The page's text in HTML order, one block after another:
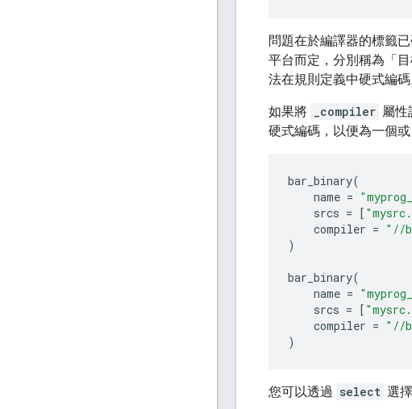
問題在於編譯器的標籤
平台而定，分別稱為「目
法在規則定義中硬式編碼
如果將 _compiler 屬性
硬式編碼，以便為一個或
bar_binary(
name =
srcs = [
compiler = "//
)
bar_binary(
name =
srcs = [
compiler = "//
)
您可以透過 select 選擇